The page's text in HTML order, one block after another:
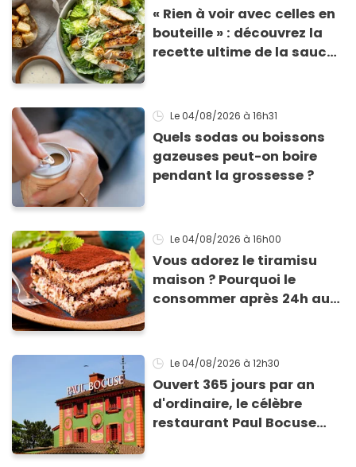
« Rien à voir avec celles en
bouteille » : découvrez la
recette ultime de la sauce
Le 04/08/2026 à 16h31
Quels sodas ou boissons
gazeuses peut-on boire
pendant la grossesse ?
Le 04/08/2026 à 16h00
Vous adorez le tiramisu
maison ? Pourquoi le
consommer après 24h au
Le 04/08/2026 à 12h30
Ouvert 365 jours par an
d'ordinaire, le célèbre
restaurant Paul Bocuse